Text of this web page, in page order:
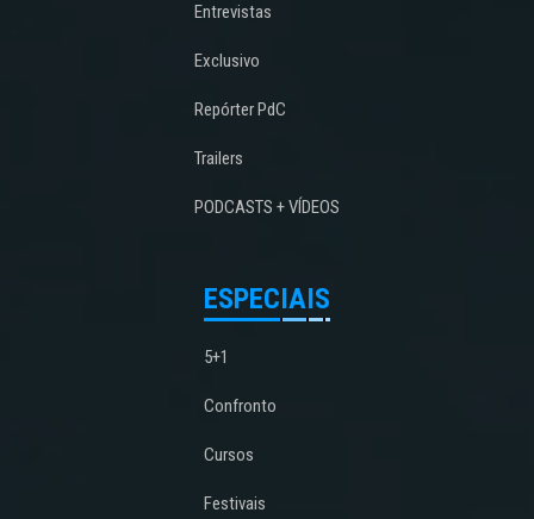
Entrevistas
Exclusivo
Repórter PdC
Trailers
PODCASTS + VÍDEOS
ESPECIAIS
5+1
Confronto
Cursos
Festivais